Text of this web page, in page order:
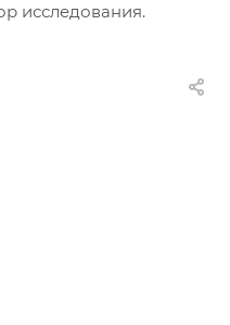
исследования.